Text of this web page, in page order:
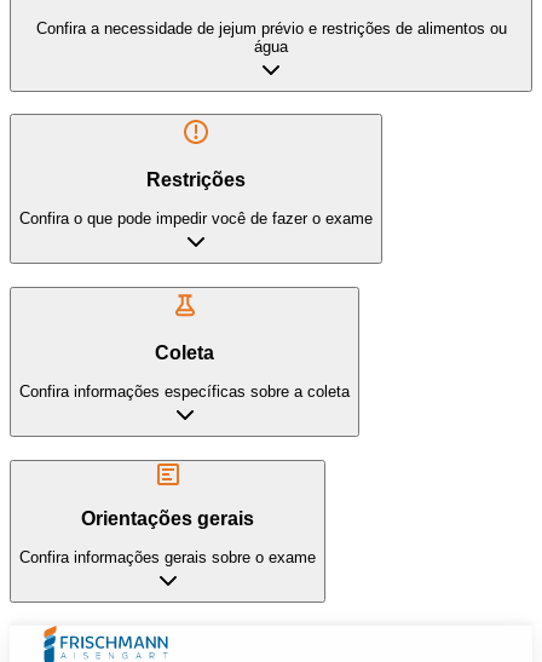
Confira a necessidade de jejum prévio e restrições de alimentos ou
água
Restrições
Confira o que pode impedir você de fazer o exame
Coleta
Confira informações específicas sobre a coleta
Orientações gerais
Confira informações gerais sobre o exame